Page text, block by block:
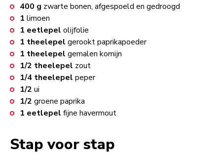
400 g zwarte bonen, afgespoeld en gedroogd
1 limoen
1 eetlepel olijfolie
1 theelepel gerookt paprikapoeder
1 theelepel gemalen komijn
1/2 theelepel zout
1/4 theelepel peper
1/2 ui
1/2 groene paprika
1 eetlepel fijne havermout
Stap voor stap